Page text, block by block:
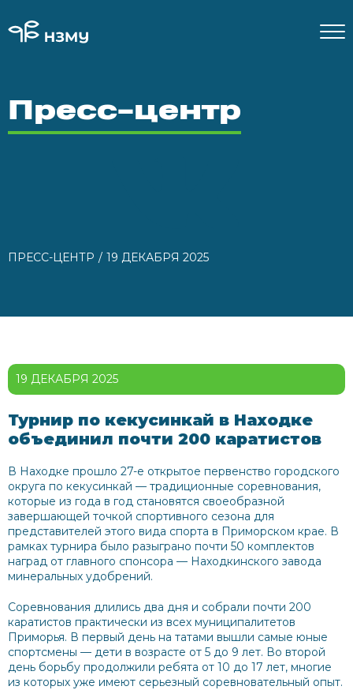
Пресс-центр
ПРЕСС-ЦЕНТР 19 ДЕКАБРЯ 2025
19 ДЕКАБРЯ 2025
Турнир по кекусинкай в Находке
объединил почти 200 каратистов
В Находке прошло 27-е открытое первенство городского
округа по кекусинкай — традиционные соревнования,
которые из года в год становятся своеобразной
завершающей точкой спортивного сезона для
представителей этого вида спорта в Приморском крае. В
рамках турнира было разыграно почти 50 комплектов
наград от главного спонсора — Находкинского завода
минеральных удобрений.
Соревнования длились два дня и собрали почти 200
каратистов практически из всех муниципалитетов
Приморья. В первый день на татами вышли самые юные
спортсмены — дети в возрасте от 5 до 9 лет. Во второй
день борьбу продолжили ребята от 10 до 17 лет, многие
из которых уже имеют серьезный соревновательный опыт.